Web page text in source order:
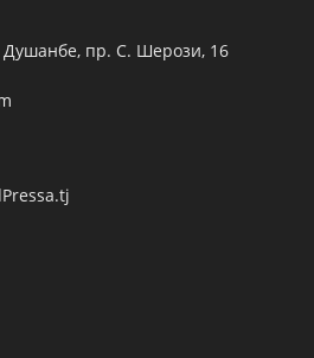
Душанбе, пр. С. Шерози, 16